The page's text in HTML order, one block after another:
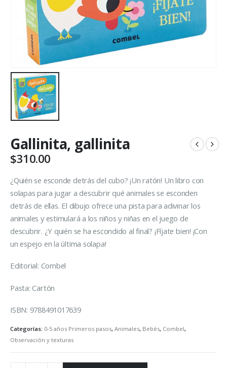
Gallinita, gallinita
$310.00
¿Quién se esconde detrás del cubo? ¡Un ratón! Un libro con
solapas para jugar a descubrir qué animales se esconden
detrás de ellas. El dibujo ofrece una pista para adivinar los
animales y estimulará a los niños y niñas en el juego de
descubrir. ¿Y quién se ha escondido al final? ¡Fíjate bien! ¡Con
un espejo en la última solapa!
Editorial: Combel
Pasta: Cartón
ISBN: 9788491017639
Categorías: 0-5 años Primeros pasos, Animales, Bebés, Combel,
Observación y texturas